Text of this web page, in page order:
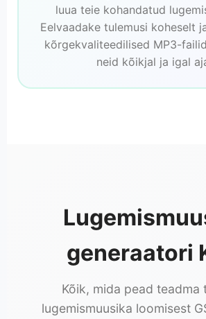
luua teie kohandatud
Eelvaadake tulemusi koheselt
kõrgekvaliteedilised MP3-
neid kõikjal ja igal
generaatori
Kõik, mida pead teadma
lugemismuusika loomisest